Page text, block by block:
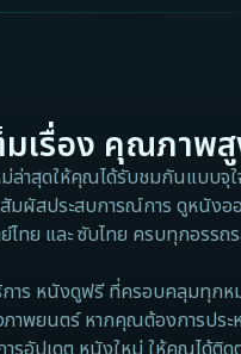
เรื่อง คุณภาพ
าสุดให้คุณได้รับชมกันแบบจุใ
สัมผัสประสบการณ์การ ดูหนัง
ย และ ซับไทย ครบทุกอรรถร
การ หนังดูฟรี ที่ครอบคลุมทุก
ยนตร์ หากคุณต้องการประห